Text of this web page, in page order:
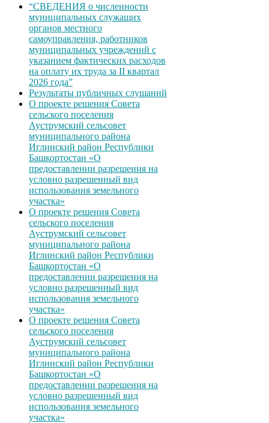
“СВЕДЕНИЯ о численности
муниципальных служащих
органов местного
самоуправления, работников
муниципальных учреждений с
указанием фактических расходов
на оплату их труда за II квартал
2026 года”
Результаты публичных слушаний
О проекте решения Совета
сельского поселения
Ауструмский сельсовет
муниципального района
Иглинский район Республики
Башкортостан «О
предоставлении разрешения на
условно разрешенный вид
использования земельного
участка»
О проекте решения Совета
сельского поселения
Ауструмский сельсовет
муниципального района
Иглинский район Республики
Башкортостан «О
предоставлении разрешения на
условно разрешенный вид
использования земельного
участка»
О проекте решения Совета
сельского поселения
Ауструмский сельсовет
муниципального района
Иглинский район Республики
Башкортостан «О
предоставлении разрешения на
условно разрешенный вид
использования земельного
участка»